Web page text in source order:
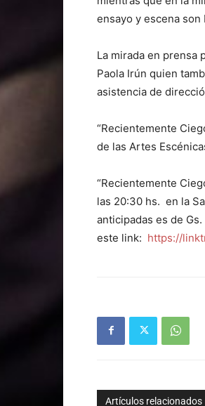
ensayo y escena son
La mirada en prensa
Paola Irún quien
asistencia de
“Recientemente
de las Artes
“Recientemente
las 20:30 hs. en la
anticipadas es de
este link: https://
Artículos relacionados